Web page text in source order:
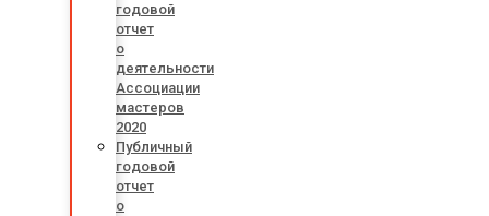
годовой
отчет
о
деятельности
Ассоциации
мастеров
2020
Публичный
годовой
отчет
о